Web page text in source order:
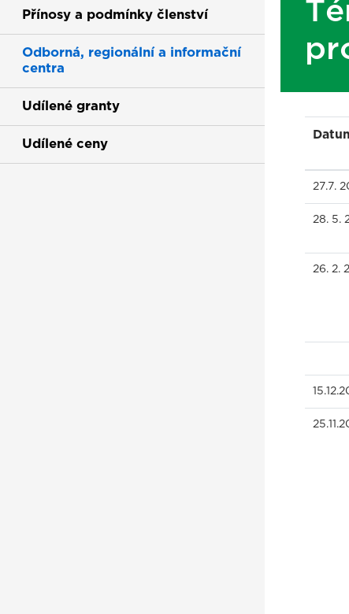
27.7.
28. 5.
26. 2.
Přínosy a podmínky členství
Odborná, regionální a informační
centra
Udílené granty
Udílené ceny